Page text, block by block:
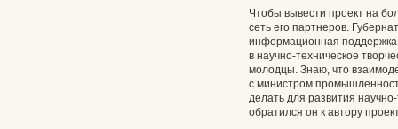
Чтобы вывести проект на
сеть его партнеров.
информационная
в научно-техническое
молодцы. Знаю, что
с министром
делать для развития
обратился он к автору